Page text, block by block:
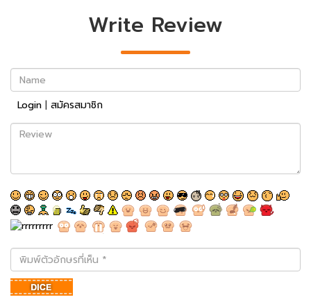
Write Review
Name
Login | สมัครสมาชิก
Review
พิมพ์
ตัว
อักษร
ที่